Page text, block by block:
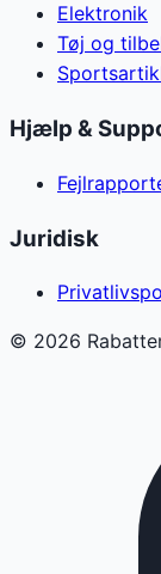
Elektronik
Tøj og
Hjælp &
Juridisk
© 2026